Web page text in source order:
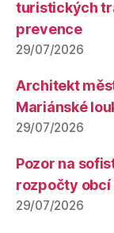
turistických
prevence
29/07/2026
Architekt
Mariánské
29/07/2026
Pozor na
rozpočty obcí
29/07/2026